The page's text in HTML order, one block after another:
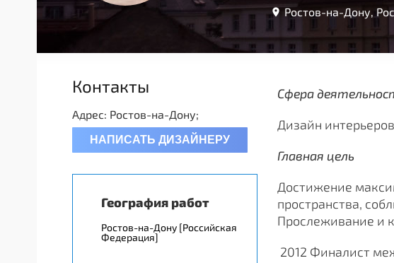
Ростов-на-Дону,
Контакты
Адрес: Ростов-на-Дону;
НАПИСАТЬ ДИЗАЙНЕРУ
География работ
Ростов-на-Дону [Российская
Федерация]
Сфера
Дизайн
Главная цель
Достижение
пространства,
Прослеживание и
2012 Финалист